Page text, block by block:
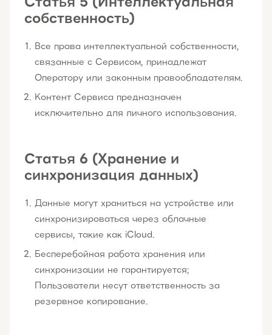
собственность)
Все права интеллектуальной собственности,
связанные с Сервисом, принадлежат
Оператору или законным правообладателям.
Контент Сервиса предназначен
исключительно для личного использования.
Статья 6 (Хранение и
синхронизация данных)
Данные могут храниться на устройстве или
синхронизироваться через облачные
сервисы, такие как iCloud.
Бесперебойная работа хранения или
синхронизации не гарантируется;
Пользователи несут ответственность за
резервное копирование.